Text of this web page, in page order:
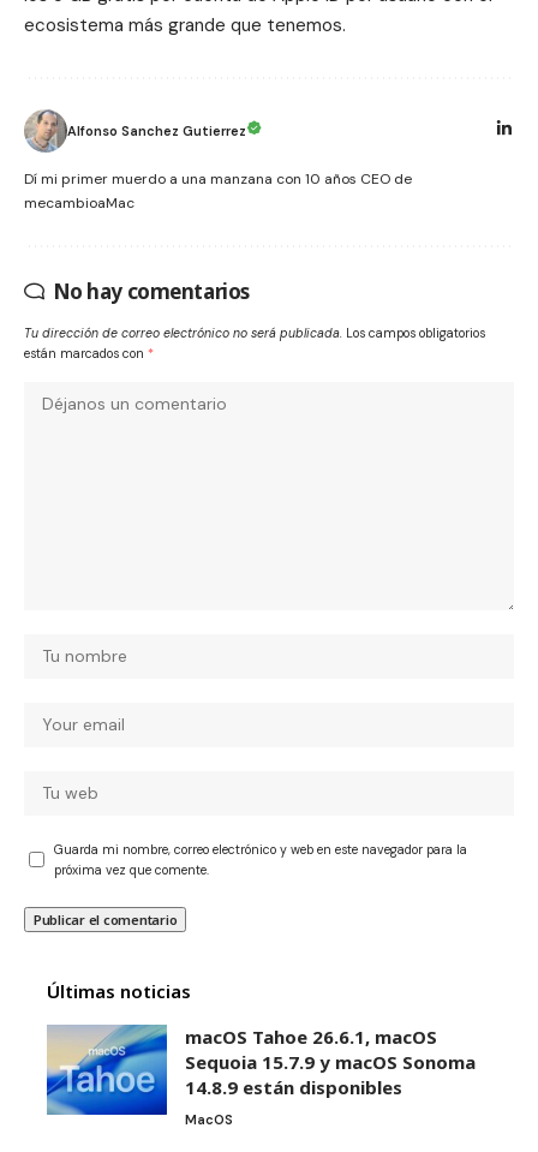
ecosistema más grande que tenemos.
Alfonso Sanchez Gutierrez
Dí mi primer muerdo a una manzana con 10 años CEO de
mecambioaMac
No hay comentarios
Tu dirección de correo electrónico no será publicada. Los campos obligatorios
están marcados con *
Guarda mi nombre, correo electrónico y web en este navegador para la
próxima vez que comente.
Últimas noticias
macOS Tahoe 26.6.1, macOS
Sequoia 15.7.9 y macOS Sonoma
14.8.9 están disponibles
MacOS